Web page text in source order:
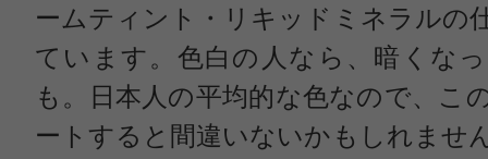
ームティント・リキッドミネラルの
ています。色白の人なら、暗くな
も。日本人の平均的な色なので、こ
ートすると間違いないかもしれませ